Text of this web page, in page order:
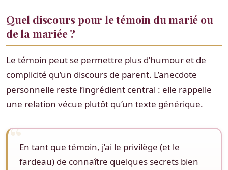
Quel discours pour le témoin du marié ou
de la mariée ?
Le témoin peut se permettre plus d’humour et de
complicité qu’un discours de parent. L’anecdote
personnelle reste l’ingrédient central : elle rappelle
une relation vécue plutôt qu’un texte générique.
En tant que témoin, j’ai le privilège (et le
fardeau) de connaître quelques secrets bien